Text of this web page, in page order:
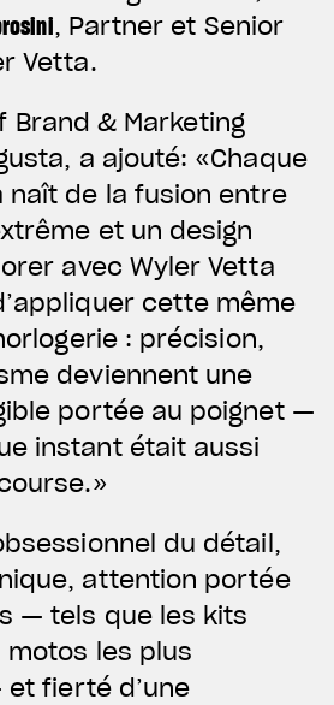
, Partner et Senior
Vetta.
Brand & Marketing
a ajouté: «Chaque
naît de la fusion entre
et un design
avec Wyler Vetta
cette même
: précision,
deviennent une
portée au poignet —
instant était aussi
du détail,
attention portée
— tels que les kits
les plus
fierté d’une